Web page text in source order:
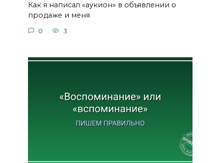
Как я написал «аукион» в объявлении о
продаже и меня
0 3